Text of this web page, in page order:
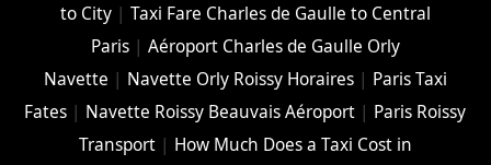
to City| Taxi Fare Charles de Gaulle to Central
Paris| Aéroport Charles de Gaulle Orly
Navette | Navette Orly Roissy Horaires| Paris Taxi
Fates | Navette Roissy Beauvais Aéroport | Paris Roissy
Transport| How Much Does a Taxi Cost in